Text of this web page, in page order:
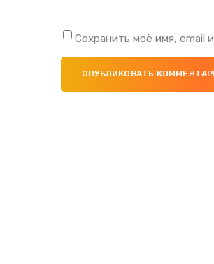
Сохранить моё имя, email
ОПУБЛИКОВАТЬ